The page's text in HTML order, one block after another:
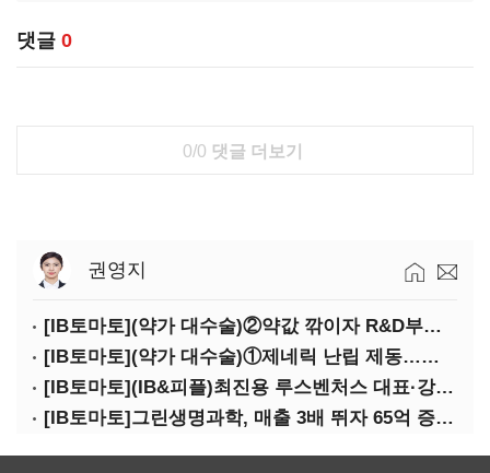
댓글 0
0/0 댓글 더보기
권영지
[IB토마토](약가 대수술)②약값 깎이자 R&D부터 축소…제약업계 비상경영 돌입
[IB토마토](약가 대수술)①제네릭 난립 제동…중소 제약사 수익성 비상
[IB토마토](IB&피플)최진용 루스벤처스 대표·강승순 이사
[IB토마토]그린생명과학, 매출 3배 뛰자 65억 증설…상위 2곳 의존도 82%